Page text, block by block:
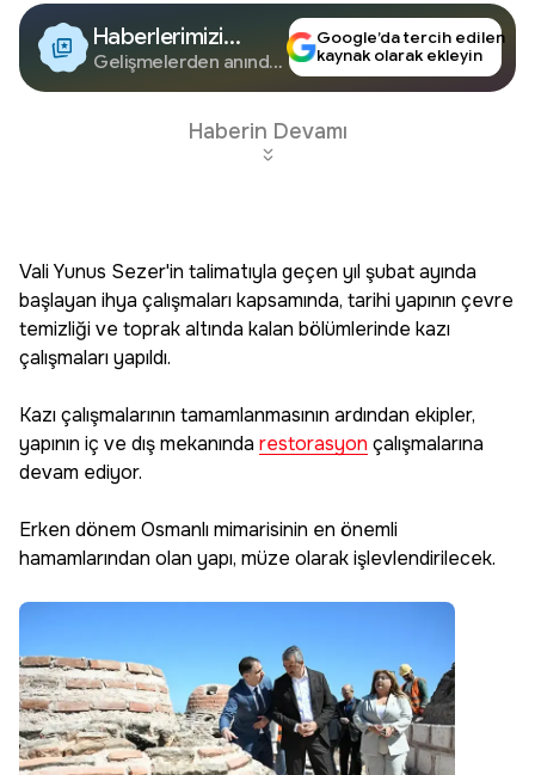
Haberlerimizi
Google'da Takip
Edin
Gelişmelerden anında
Google’da tercih edilen
kaynak olarak ekleyin
Haberin Devamı
Vali Yunus Sezer'in talimatıyla geçen yıl şubat ayında
başlayan ihya çalışmaları kapsamında, tarihi yapının çevre
temizliği ve toprak altında kalan bölümlerinde kazı
çalışmaları yapıldı.
Kazı çalışmalarının tamamlanmasının ardından ekipler,
yapının iç ve dış mekanında restorasyon çalışmalarına
devam ediyor.
Erken dönem Osmanlı mimarisinin en önemli
hamamlarından olan yapı, müze olarak işlevlendirilecek.